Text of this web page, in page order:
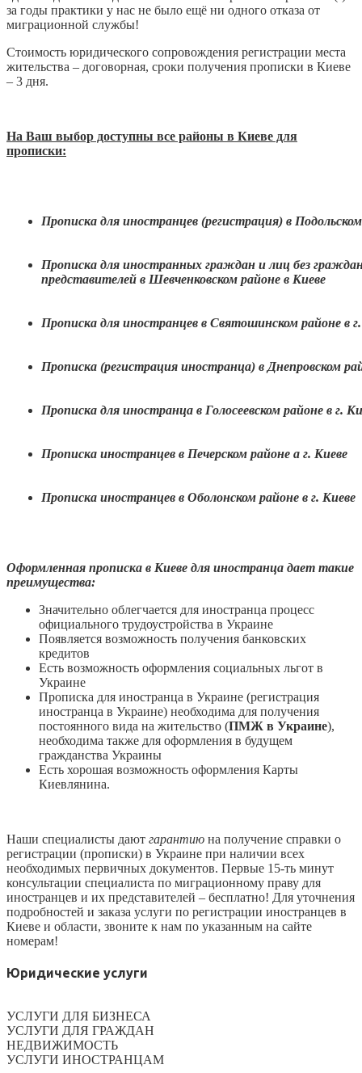
за годы практики у нас не было ещё ни одного отказа от
миграционной службы!
Стоимость юридического сопровождения регистрации места
жительства – договорная, сроки получения прописки в Киеве
– 3 дня.
На Ваш выбор доступны все районы в Киеве для
прописки:
Прописка для иностранцев (регистрация) в
Прописка для иностранных граждан и лиц без
представителей в Шевченковском районе в Киеве
Прописка для иностранцев в Святошинском районе в
Прописка (регистрация иностранца) в Днепровском
Прописка для иностранца в Голосеевском районе в г.
Прописка иностранцев в Печерском районе а г. Киеве
Прописка иностранцев в Оболонском районе в г. Киеве
Оформленная прописка в Киеве для иностранца дает такие
преимущества:
Значительно облегчается для иностранца процесс
официального трудоустройства в Украине
Появляется возможность получения банковских
кредитов
Есть возможность оформления социальных льгот в
Украине
Прописка для иностранца в Украине (регистрация
иностранца в Украине) необходима для получения
постоянного вида на жительство (ПМЖ в Украине),
необходима также для оформления в будущем
гражданства Украины
Есть хорошая возможность оформления Карты
Киевлянина.
Наши специалисты дают гарантию на получение справки о
регистрации (прописки) в Украине при наличии всех
необходимых первичных документов. Первые 15-ть минут
консультации специалиста по миграционному праву для
иностранцев и их представителей – бесплатно! Для уточнения
подробностей и заказа услуги по регистрации иностранцев в
Киеве и области, звоните к нам по указанным на сайте
номерам!
Юридические услуги
УСЛУГИ ДЛЯ БИЗНЕСА
УСЛУГИ ДЛЯ ГРАЖДАН
НЕДВИЖИМОСТЬ
УСЛУГИ ИНОСТРАНЦАМ